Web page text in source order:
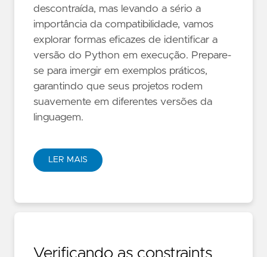
descontraída, mas levando a sério a
importância da compatibilidade, vamos
explorar formas eficazes de identificar a
versão do Python em execução. Prepare-
se para imergir em exemplos práticos,
garantindo que seus projetos rodem
suavemente em diferentes versões da
linguagem.
LER MAIS
Verificando as constraints